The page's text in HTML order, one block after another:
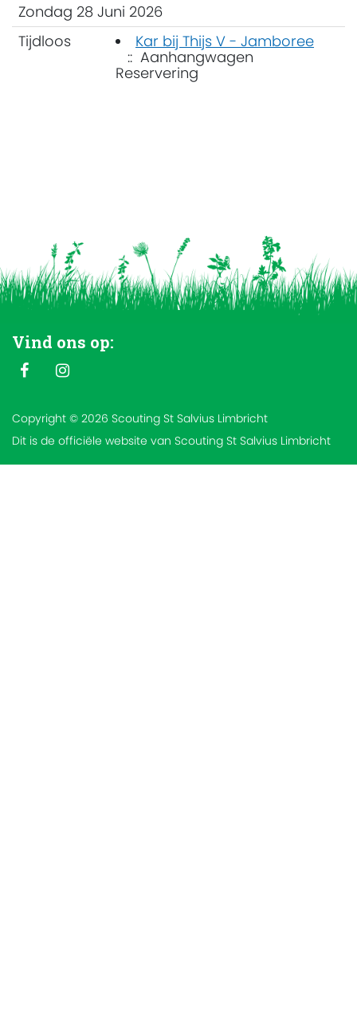
Zondag 28 Juni 2026
Tijdloos
Kar bij Thijs V - Jamboree
:: Aanhangwagen
Reservering
Vind ons op:
Copyright © 2026 Scouting St Salvius Limbricht
Dit is de officiële website van Scouting St Salvius Limbricht